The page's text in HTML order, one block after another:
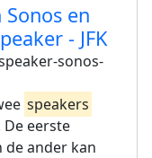
en
- JFK
sonos-
speakers
eerste
de ander kan